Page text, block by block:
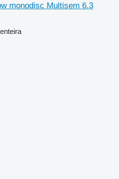
monodisc Multisem 6.3